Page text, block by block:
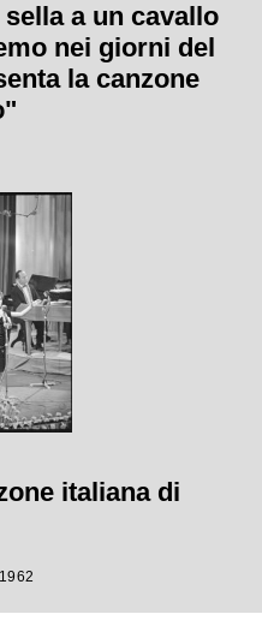
a un cavallo
nei giorni del
la canzone
italiana di